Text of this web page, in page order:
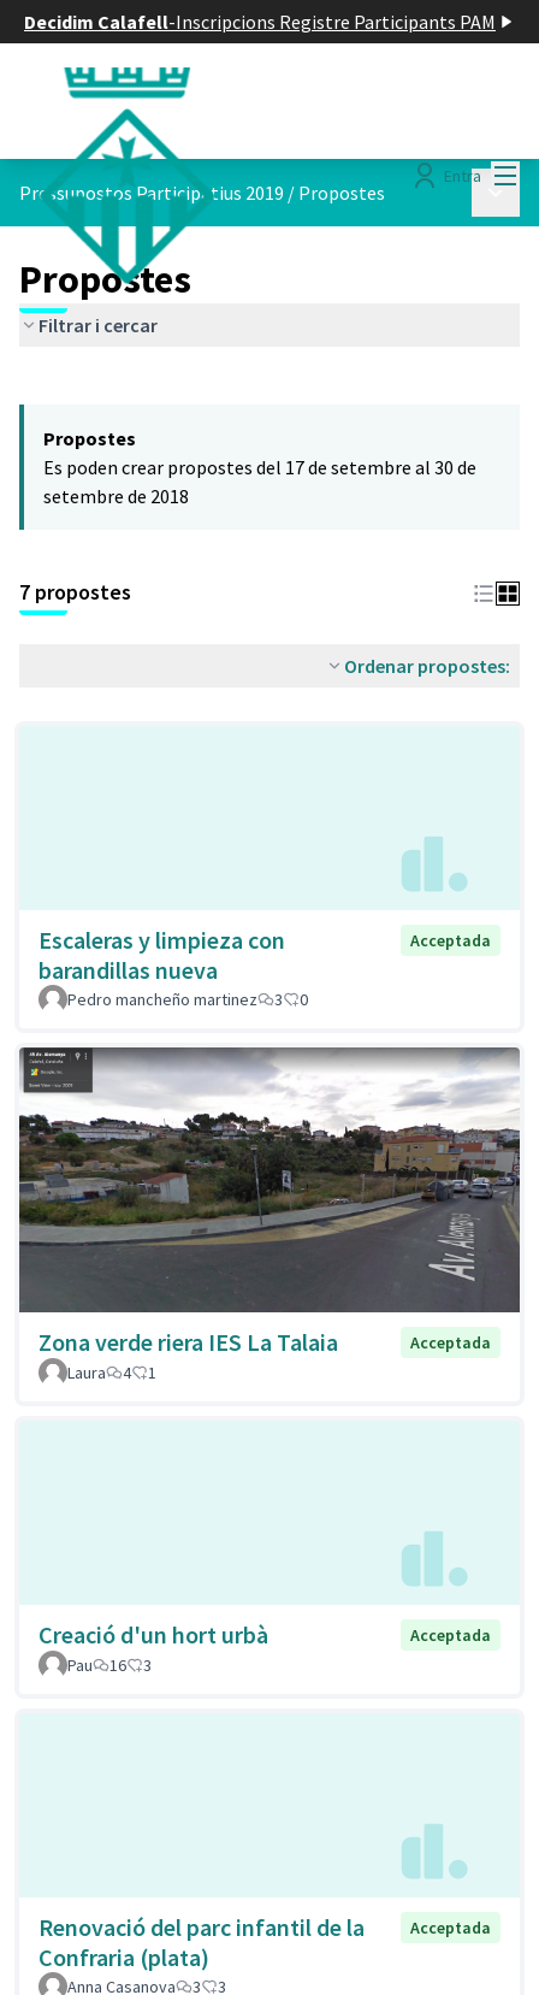
Decidim Calafell-Inscripcions Registre Participants PAM
Entra
Pressupostos Participatius 2019 / Propostes
Propostes
Filtrar i cercar
−
Propostes
Es poden crear propostes del 17 de setembre al 30 de
setembre de 2018
7 propostes
Ordenar propostes:
Escaleras y limpieza con
barandillas nueva
Acceptada
Pedro mancheño martinez 3 0
Zona verde riera IES La Talaia
Acceptada
Laura
4 1
Creació d'un hort urbà
Acceptada
Pau
16 3
Renovació del parc infantil de la
Confraria (plata)
Acceptada
Anna Casanova 3 3